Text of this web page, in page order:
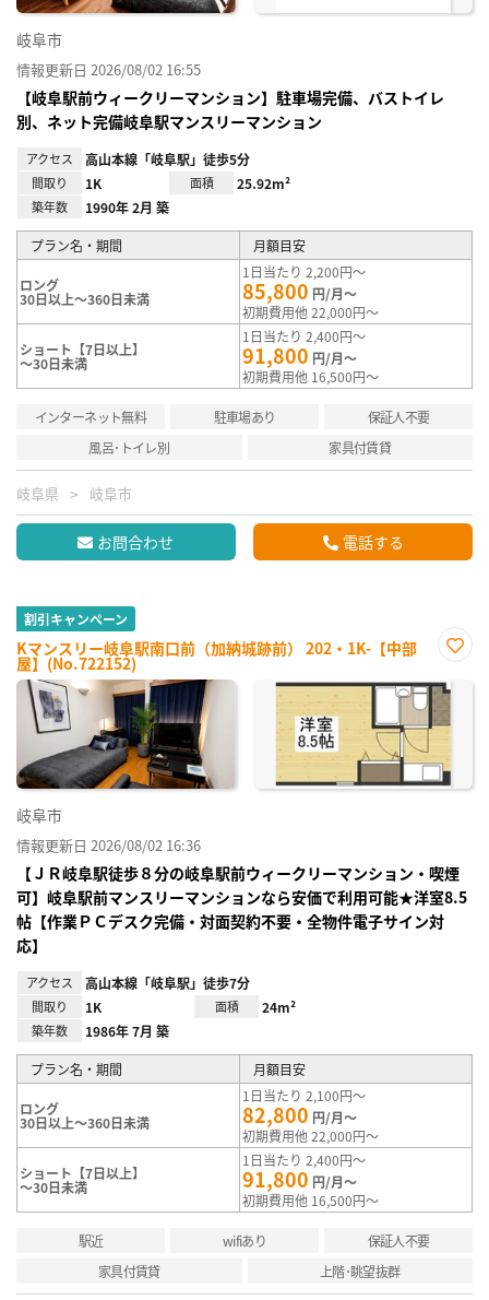
岐阜市
情報更新日 2026/08/02 16:55
【岐阜駅前ウィークリーマンション】駐車場完備、バストイレ
別、ネット完備岐阜駅マンスリーマンション
アクセス 高山本線「岐阜駅」徒歩5分
間取り 1K 面積 25.92m²
築年数 1990年 2月 築
プラン名・期間 月額目安
ロング
30日以上～360日未満
1日当たり 2,200円～
85,800 円/月～
初期費用他 22,000円～
ショート【7日以上】
～30日未満
1日当たり 2,400円～
91,800 円/月～
初期費用他 16,500円～
インターネット無料 駐車場あり
保証人不要
風呂･トイレ別
家具付賃貸
岐阜県 岐阜市
お問合わせ 電話する
割引キャンペーン
Kマンスリー岐阜駅南口前（加納城跡前） 202・1K-【中部
屋】(No.722152)
に入
録
岐阜市
情報更新日 2026/08/02 16:36
【ＪＲ岐阜駅徒歩８分の岐阜駅前ウィークリーマンション・喫煙
可】岐阜駅前マンスリーマンションなら安価で利用可能★洋室8.5
帖【作業ＰＣデスク完備・対面契約不要・全物件電子サイン対
応】
アクセス 高山本線「岐阜駅」徒歩7分
間取り 1K 面積 24m²
築年数 1986年 7月 築
プラン名・期間 月額目安
ロング
30日以上～360日未満
1日当たり 2,100円～
82,800 円/月～
初期費用他 22,000円～
ショート【7日以上】
～30日未満
1日当たり 2,400円～
91,800 円/月～
初期費用他 16,500円～
駅近 wifiあり
保証人不要
家具付賃貸
上階･眺望抜群